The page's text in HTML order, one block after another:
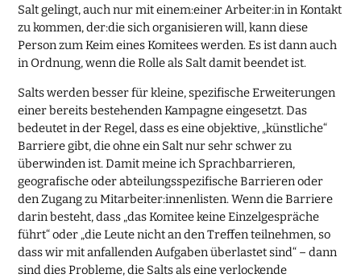
Salt gelingt, auch nur mit einem:einer Arbeiter:in in Kontakt
zu kommen, der:die sich organisieren will, kann diese
Person zum Keim eines Komitees werden. Es ist dann auch
in Ordnung, wenn die Rolle als Salt damit beendet ist.
Salts werden besser für kleine, spezifische Erweiterungen
einer bereits bestehenden Kampagne eingesetzt. Das
bedeutet in der Regel, dass es eine objektive, „künstliche“
Barriere gibt, die ohne ein Salt nur sehr schwer zu
überwinden ist. Damit meine ich Sprachbarrieren,
geografische oder abteilungsspezifische Barrieren oder
den Zugang zu Mitarbeiter:innenlisten. Wenn die Barriere
darin besteht, dass „das Komitee keine Einzelgespräche
führt“ oder „die Leute nicht an den Treffen teilnehmen, so
dass wir mit anfallenden Aufgaben überlastet sind“ – dann
sind dies Probleme, die Salts als eine verlockende